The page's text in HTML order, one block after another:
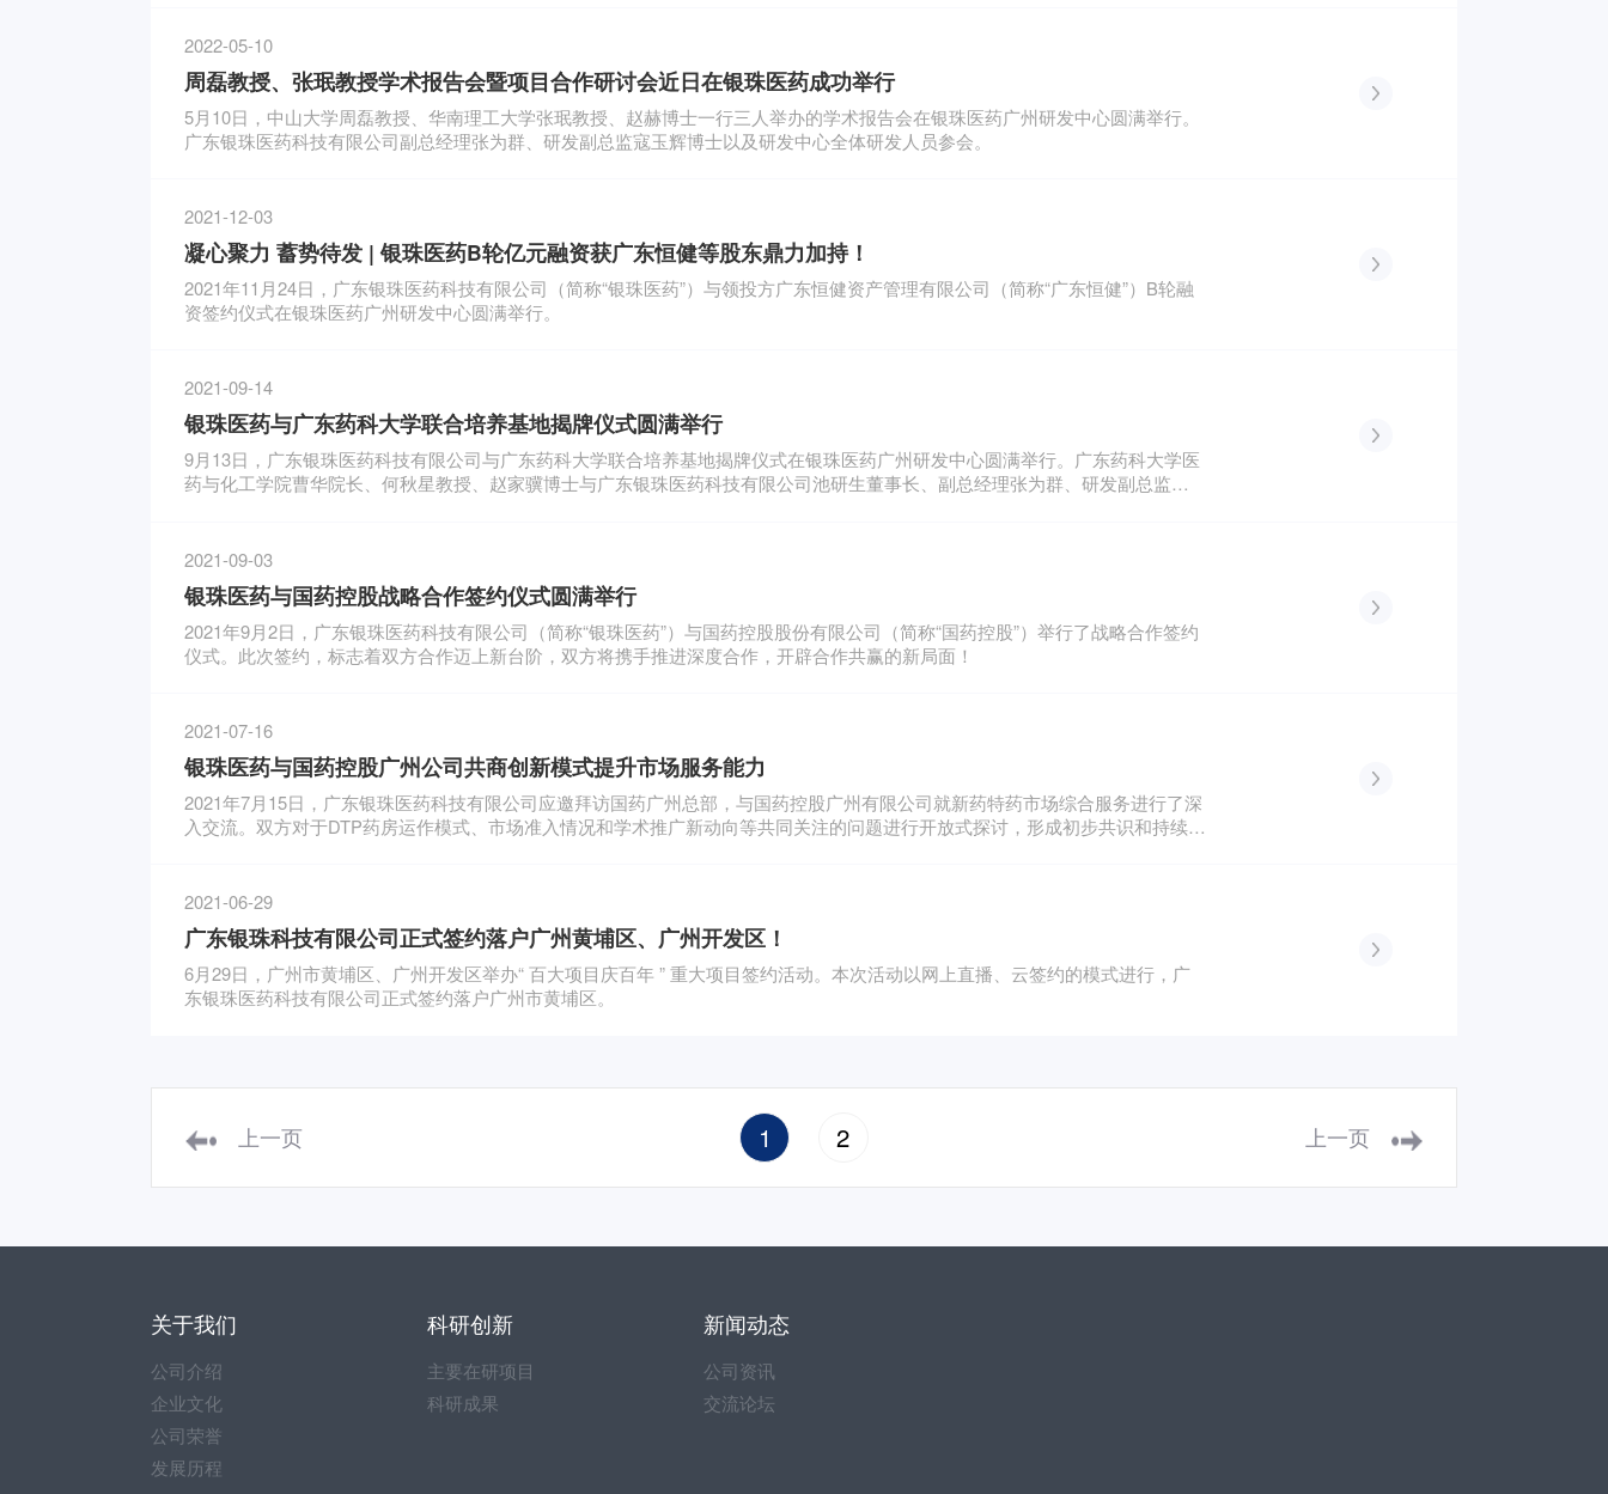
2022-05-10
周磊教授、张珉教授学术报告会暨项目合作研讨会近日在银珠医药成功举行
5月10日，中山大学周磊教授、华南理工大学张珉教授、赵赫博士一行三人举办的学术报告会在银珠医药广州研发中心圆满举行。
广东银珠医药科技有限公司副总经理张为群、研发副总监寇玉辉博士以及研发中心全体研发人员参会。
2021-12-03
凝心聚力 蓄势待发 | 银珠医药B轮亿元融资获广东恒健等股东鼎力加持！
2021年11月24日，广东银珠医药科技有限公司（简称“银珠医药”）与领投方广东恒健资产管理有限公司（简称“广东恒健”）B轮融
资签约仪式在银珠医药广州研发中心圆满举行。
2021-09-14
银珠医药与广东药科大学联合培养基地揭牌仪式圆满举行
9月13日，广东银珠医药科技有限公司与广东药科大学联合培养基地揭牌仪式在银珠医药广州研发中心圆满举行。广东药科大学医
药与化工学院曹华院长、何秋星教授、赵家骥博士与广东银珠医药科技有限公司池研生董事长、副总经理张为群、研发副总监寇
2021-09-03
银珠医药与国药控股战略合作签约仪式圆满举行
2021年9月2日，广东银珠医药科技有限公司（简称“银珠医药”）与国药控股股份有限公司（简称“国药控股”）举行了战略合作签约
仪式。此次签约，标志着双方合作迈上新台阶，双方将携手推进深度合作，开辟合作共赢的新局面！
2021-07-16
银珠医药与国药控股广州公司共商创新模式提升市场服务能力
2021年7月15日，广东银珠医药科技有限公司应邀拜访国药广州总部，与国药控股广州有限公司就新药特药市场综合服务进行了深
入交流。双方对于DTP药房运作模式、市场准入情况和学术推广新动向等共同关注的问题进行开放式探讨，形成初步共识和持续推
2021-06-29
广东银珠科技有限公司正式签约落户广州黄埔区、广州开发区！
6月29日，广州市黄埔区、广州开发区举办“ 百大项目庆百年 ” 重大项目签约活动。本次活动以网上直播、云签约的模式进行，广
东银珠医药科技有限公司正式签约落户广州市黄埔区。
上一页 1 2 上一页
关于我们
公司介绍
企业文化
公司荣誉
发展历程
科研创新
主要在研项目
科研成果
新闻动态
公司资讯
交流论坛